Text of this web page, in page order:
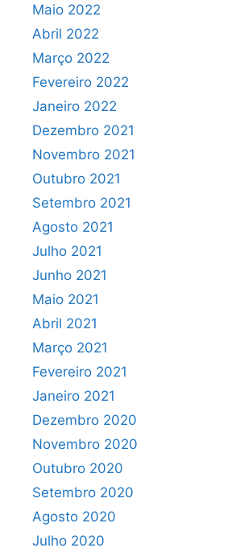
Maio 2022
Abril 2022
Março 2022
Fevereiro 2022
Janeiro 2022
Dezembro 2021
Novembro 2021
Outubro 2021
Setembro 2021
Agosto 2021
Julho 2021
Junho 2021
Maio 2021
Abril 2021
Março 2021
Fevereiro 2021
Janeiro 2021
Dezembro 2020
Novembro 2020
Outubro 2020
Setembro 2020
Agosto 2020
Julho 2020